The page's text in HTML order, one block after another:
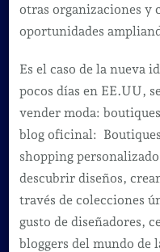
otras organizaciones y
oportunidades
Es el caso de la nueva
pocos días en EE.UU,
vender moda:
blog oficinal:
shopping
descubrir diseños,
través de colecciones
gusto de diseñadores,
bloggers del mundo de